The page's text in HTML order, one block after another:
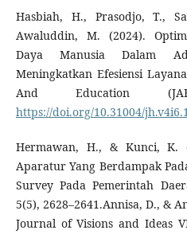
Hasbiah, H., Prasodjo, T.,
Awaluddin, M. (2024).
Daya Manusia Dalam
Meningkatkan Efesiensi
And Education
https://doi.org/10.31004/
Hermawan, H., & Kunci, K.
Aparatur Yang Berdampak
Survey Pada Pemerintah
5(5), 2628–2641.Annisa, D., &
Journal of Visions and Ideas